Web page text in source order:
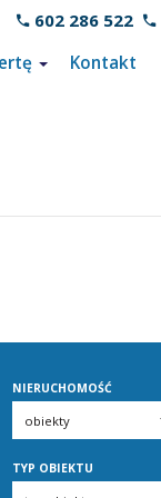
Kontakt
602 286 522
NIERUCHOMOŚĆ
TYP OBIEKTU